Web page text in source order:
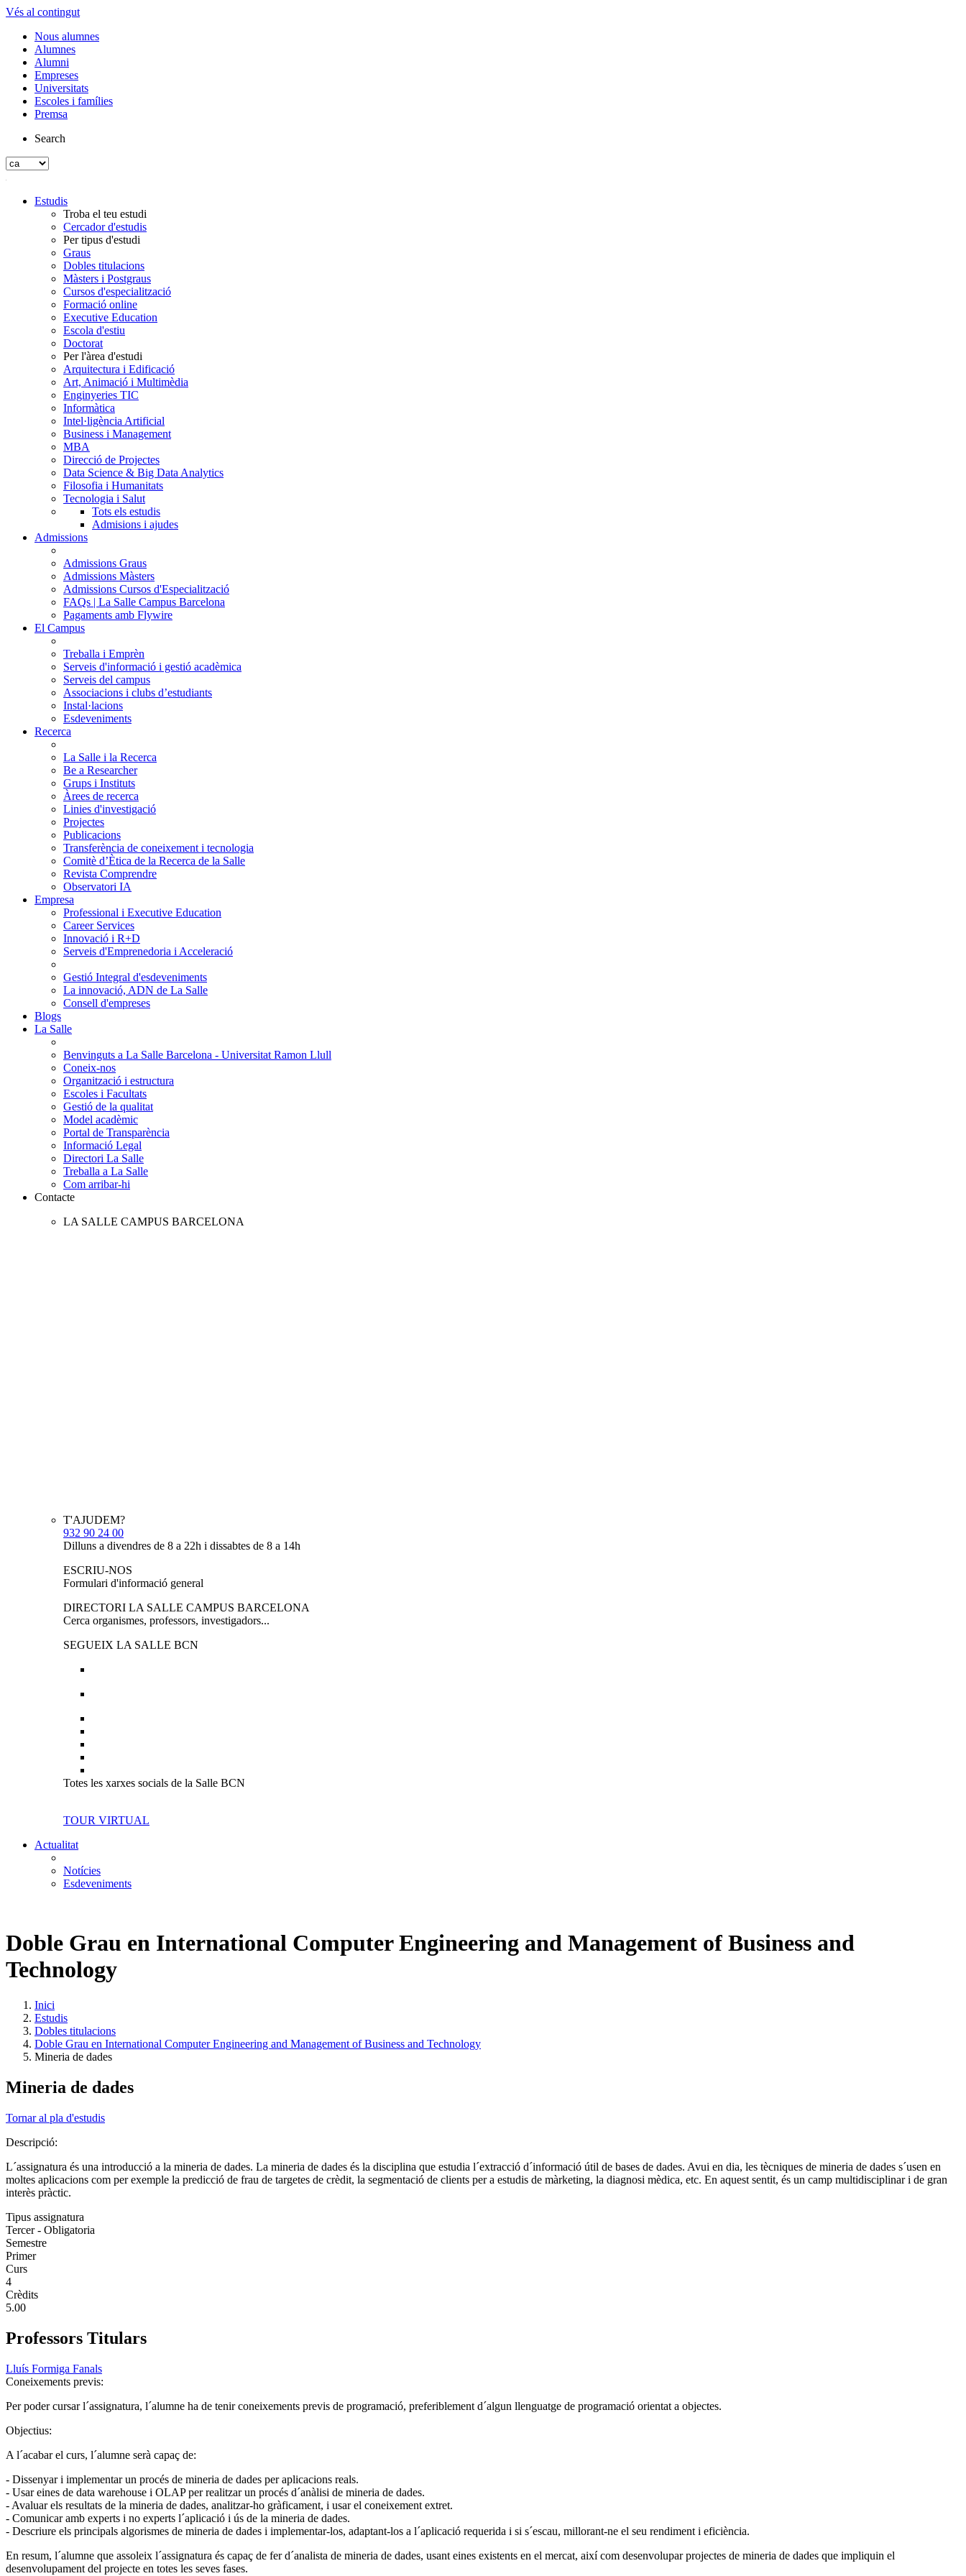
Vés al contingut
Nous alumnes
Alumnes
Alumni
Empreses
Universitats
Escoles i famílies
Premsa
Search
Estudis
Troba el teu estudi
Cercador d'estudis
Per tipus d'estudi
Graus
Dobles titulacions
Màsters i Postgraus
Cursos d'especialització
Formació online
Executive Education
Escola d'estiu
Doctorat
Per l'àrea d'estudi
Arquitectura i Edificació
Art, Animació i Multimèdia
Enginyeries TIC
Informàtica
Intel·ligència Artificial
Business i Management
MBA
Direcció de Projectes
Data Science & Big Data Analytics
Filosofia i Humanitats
Tecnologia i Salut
Tots els estudis
Admisions i ajudes
Admissions
Admissions Graus
Admissions Màsters
Admissions Cursos d'Especialització
FAQs | La Salle Campus Barcelona
Pagaments amb Flywire
El Campus
Treballa i Emprèn
Serveis d'informació i gestió acadèmica
Serveis del campus
Associacions i clubs d’estudiants
Instal·lacions
Esdeveniments
Recerca
La Salle i la Recerca
Be a Researcher
Grups i Instituts
Àrees de recerca
Linies d'investigació
Projectes
Publicacions
Transferència de coneixement i tecnologia
Comitè d’Ètica de la Recerca de la Salle
Revista Comprendre
Observatori IA
Empresa
Professional i Executive Education
Career Services
Innovació i R+D
Serveis d'Emprenedoria i Acceleració
Gestió Integral d'esdeveniments
La innovació, ADN de La Salle
Consell d'empreses
Blogs
La Salle
Benvinguts a La Salle Barcelona - Universitat Ramon Llull
Coneix-nos
Organització i estructura
Escoles i Facultats
Gestió de la qualitat
Model acadèmic
Portal de Transparència
Informació Legal
Directori La Salle
Treballa a La Salle
Com arribar-hi
Contacte
LA SALLE CAMPUS BARCELONA
T'AJUDEM?
932 90 24 00
Dilluns a divendres de 8 a 22h i dissabtes de 8 a 14h
ESCRIU-NOS
Formulari d'informació general
DIRECTORI LA SALLE CAMPUS BARCELONA
Cerca organismes, professors, investigadors...
SEGUEIX LA SALLE BCN
Totes les xarxes socials de la Salle BCN
TOUR VIRTUAL
Actualitat
Notícies
Esdeveniments
Doble Grau en International Computer Engineering and Management of Business and
Technology
Inici
Estudis
Dobles titulacions
Doble Grau en International Computer Engineering and Management of Business and Technology
Mineria de dades
Mineria de dades
Tornar al pla d'estudis
Descripció:
L´assignatura és una introducció a la mineria de dades. La mineria de dades és la disciplina que estudia l´extracció d´informació útil de bases de dades. Avui en dia, les tècniques de mineria de dades s´usen en
moltes aplicacions com per exemple la predicció de frau de targetes de crèdit, la segmentació de clients per a estudis de màrketing, la diagnosi mèdica, etc. En aquest sentit, és un camp multidisciplinar i de gran
interès pràctic.
Tipus assignatura
Tercer - Obligatoria
Semestre
Primer
Curs
4
Crèdits
5.00
Professors Titulars
Lluís Formiga Fanals
Coneixements previs:
Per poder cursar l´assignatura, l´alumne ha de tenir coneixements previs de programació, preferiblement d´algun llenguatge de programació orientat a objectes.
Objectius:
A l´acabar el curs, l´alumne serà capaç de:
- Dissenyar i implementar un procés de mineria de dades per aplicacions reals.
- Usar eines de data warehouse i OLAP per realitzar un procés d´anàlisi de mineria de dades.
- Avaluar els resultats de la mineria de dades, analitzar-ho gràficament, i usar el coneixement extret.
- Comunicar amb experts i no experts l´aplicació i ús de la mineria de dades.
- Descriure els principals algorismes de mineria de dades i implementar-los, adaptant-los a l´aplicació requerida i si s´escau, millorant-ne el seu rendiment i eficiència.
En resum, l´alumne que assoleix l´assignatura és capaç de fer d´analista de mineria de dades, usant eines existents en el mercat, així com desenvolupar projectes de mineria de dades que impliquin el
desenvolupament del projecte en totes les seves fases.